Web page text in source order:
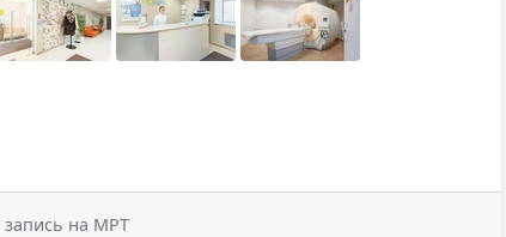
запись на МРТ